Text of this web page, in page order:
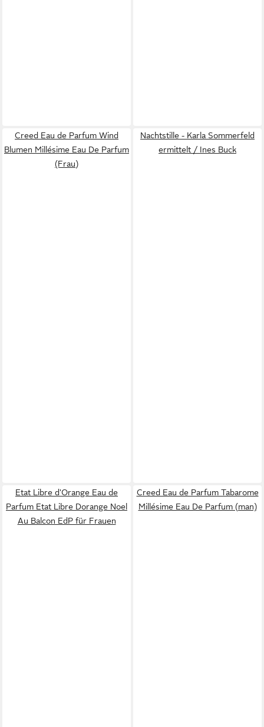
Creed Eau de Parfum Wind
Blumen Millésime Eau De Parfum
(Frau)
Nachtstille - Karla Sommerfeld
ermittelt / Ines Buck
Etat Libre d'Orange Eau de
Parfum Etat Libre Dorange Noel
Au Balcon EdP für Frauen
Creed Eau de Parfum Tabarome
Millésime Eau De Parfum (man)